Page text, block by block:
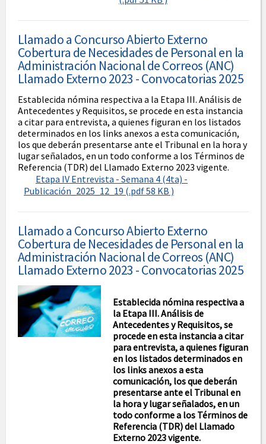
Llamado a Concurso Abierto Externo
Cobertura de Necesidades de Personal en la
Administración Nacional de Correos (ANC)
Llamado Externo 2023 - Convocatorias 2025
Establecida nómina respectiva a la Etapa III. Análisis de
Antecedentes y Requisitos, se procede en esta instancia
a citar para entrevista, a quienes figuran en los listados
determinados en los links anexos a esta comunicación,
los que deberán presentarse ante el Tribunal en la hora y
lugar señalados, en un todo conforme a los Términos de
Referencia (TDR) del Llamado Externo 2023 vigente.
Etapa IV Entrevista - Semana 4 (4ta) -
Publicación_2025_12_19 (.pdf 58 KB )
Llamado a Concurso Abierto Externo
Cobertura de Necesidades de Personal en la
Administración Nacional de Correos (ANC)
Llamado Externo 2023 - Convocatorias 2025
Establecida nómina respectiva a
la Etapa III. Análisis de
Antecedentes y Requisitos, se
procede en esta instancia a citar
para entrevista, a quienes figuran
en los listados determinados en
los links anexos a esta
comunicación, los que deberán
presentarse ante el Tribunal en
la hora y lugar señalados, en un
todo conforme a los Términos de
Referencia (TDR) del Llamado
Externo 2023 vigente.